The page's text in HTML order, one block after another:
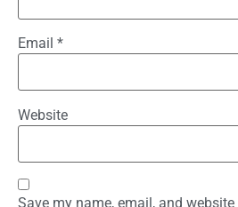
Email *
Website
Save my name, email, and